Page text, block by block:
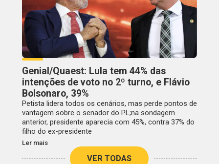
Genial/Quaest: Lula tem 44% das
intenções de voto no 2º turno, e Flávio
Bolsonaro, 39%
Petista lidera todos os cenários, mas perde pontos de
vantagem sobre o senador do PL;na sondagem
anterior, presidente aparecia com 45%, contra 37% do
filho do ex-presidente
Ler mais
VER TODAS